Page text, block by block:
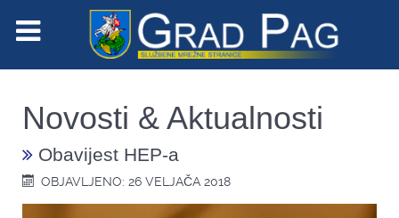
Novosti & Aktualnosti
Obavijest HEP-a
OBJAVLJENO: 26 VELJAČA 2018